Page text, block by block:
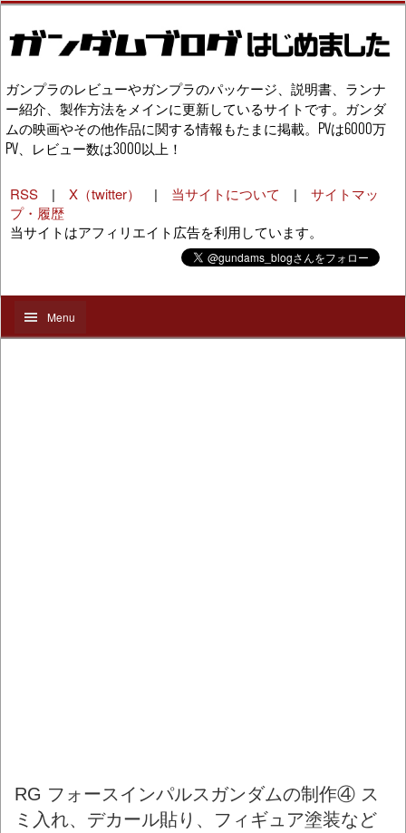
ガンプラのレビューやガンプラのパッケージ、説明書、ランナ
ー紹介、製作方法をメインに更新しているサイトです。ガンダ
ムの映画やその他作品に関する情報もたまに掲載。PVは6000万
PV、レビュー数は3000以上！
RSS | X（twitter） | 当サイトについて | サイトマッ
プ・履歴
当サイトはアフィリエイト広告を利用しています。
Menu
RG フォースインパルスガンダムの制作④ ス
ミ入れ、デカール貼り、フィギュア塗装など